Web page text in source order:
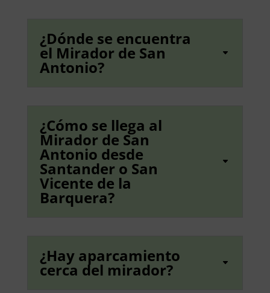
¿Dónde se encuentra
el Mirador de San
Antonio?
¿Cómo se llega al
Mirador de San
Antonio desde
Santander o San
Vicente de la
Barquera?
¿Hay aparcamiento
cerca del mirador?